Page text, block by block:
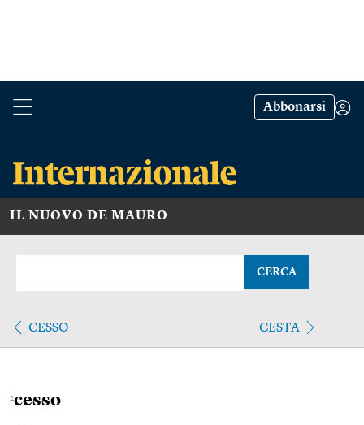
Abbonarsi
IL NUOVO DE MAURO
CERCA
CESSO CESTA
2cesso